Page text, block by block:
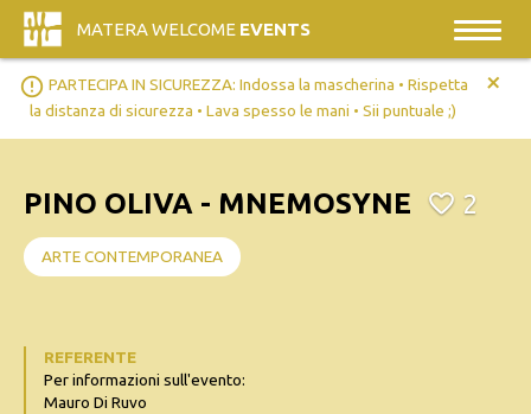
MATERA WELCOME EVENTS
error_outline PARTECIPA IN SICUREZZA: Indossa la mascherina • Rispetta
la distanza di sicurezza • Lava spesso le mani • Sii puntuale ;)
+
PINO OLIVA - MNEMOSYNE 2
ARTE CONTEMPORANEA
REFERENTE
Per informazioni sull'evento:
Mauro Di Ruvo